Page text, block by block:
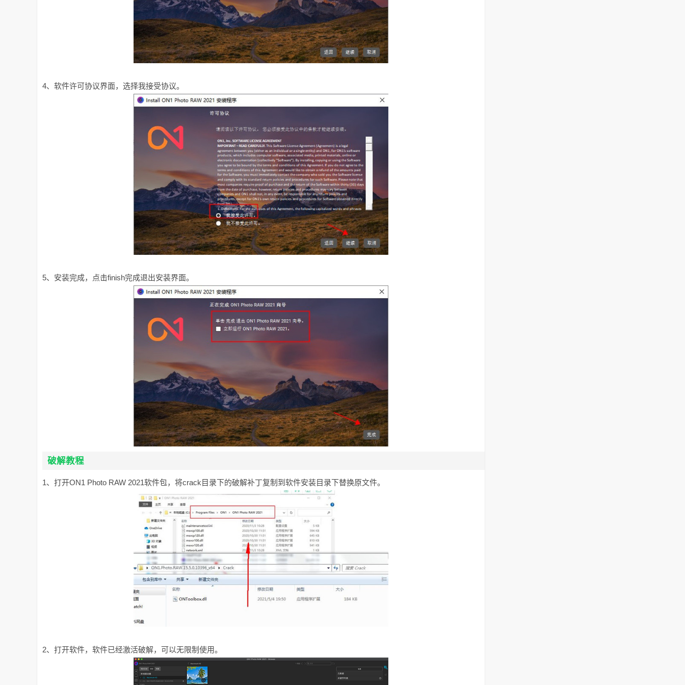
4、软件许可协议界面，选择我接受协议。
5、安装完成，点击finish完成退出安装界面。
破解教程
1、打开ON1 Photo RAW 2021软件包，将crack目录下的破解补丁复制到软件安装目录下替换原文件。
2、打开软件，软件已经激活破解，可以无限制使用。